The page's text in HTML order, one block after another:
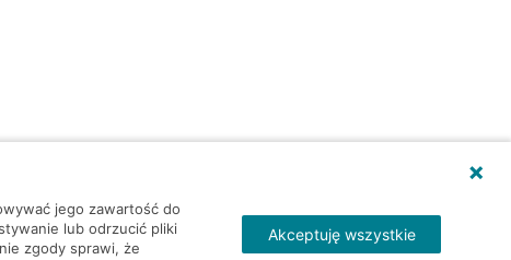
jego zawartość do
lub odrzucić pliki
zgody sprawi, że
Akceptuję wszystkie